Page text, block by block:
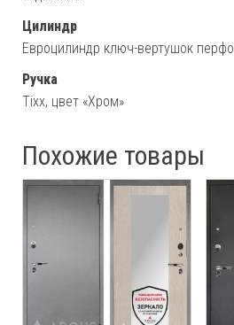
Цилиндр
Евроцилиндр ключ-вертушок перфо
Ручка
Tixx, цвет «Хром»
Похожие товары